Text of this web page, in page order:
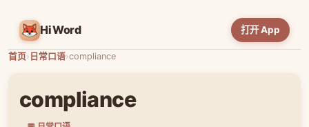
HiWord 打开 App
首页› 日常口语›compliance
compliance